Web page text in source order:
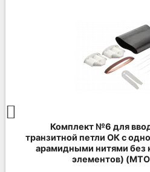
Комплект №6 для
транзитной петли ОК с
арамидными нитями без
элементов)